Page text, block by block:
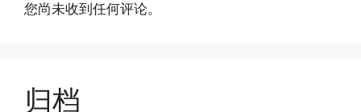
您尚未收到任何评论。
归档